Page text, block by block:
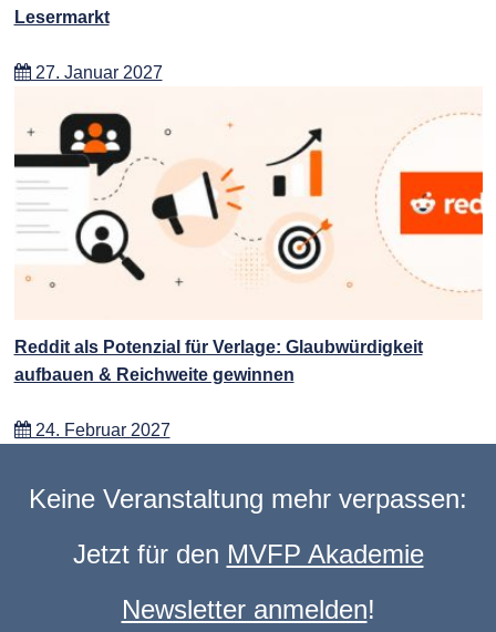
Lesermarkt
27. Januar 2027
Reddit als Potenzial für Verlage: Glaubwürdigkeit
aufbauen & Reichweite gewinnen
24. Februar 2027
Keine Veranstaltung mehr verpassen:
Jetzt für den MVFP Akademie
Newsletter anmelden!